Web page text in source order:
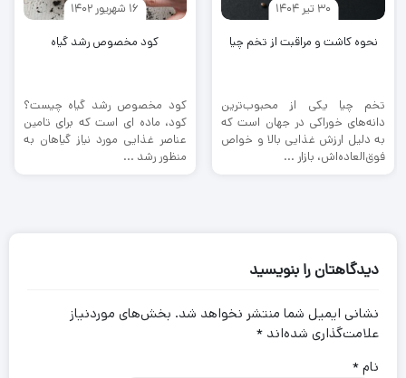
30 تیر 1404
نحوه کاشت و مراقبت از تخم چیا
تخم چیا یکی از محبوب‌ترین
دانه‌های خوراکی در جهان است که
به دلیل ارزش غذایی بالا و خواص
فوق‌العاده‌اش، بازار ...
16 شهریور 1402
کود مخصوص رشد گیاه
کود مخصوص رشد گیاه چیست؟
کود، ماده ‌ای است که برای تامین
عناصر غذایی مورد نیاز گیاهان به
منظور رشد ...
دیدگاهتان را بنویسید
نشانی ایمیل شما منتشر نخواهد شد. بخش‌های موردنیاز
علامت‌گذاری شده‌اند *
نام*